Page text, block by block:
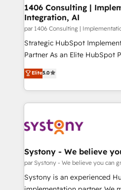
状整理の壁打ちなど、構想段
せください。
Revenue Operations -
Outbound Marketing -
Design & Development We empower our clients to
reach their full potential by
relationship-driven support. With over 300 HubSpot
technical know-how and
need to succeed.
1406 Consulting |
Integration, AI
par 1406 Consulting |
Strategic HubSpot
Partner As an Elite HubSpot Partner, 1406 Consulting
helps mid-market revenue
they sell, market, and serve.
HubSpot—we teach your
to help you keep winning. What We Do ⚙️ CRM
Data & Content 📈 Sales &
Agent Creation 🔄 Custom
Migration Why 1406 We become part of your team.
Your team learns while we
broke. Built for mid-market
Elite5.0
Systony - We believe
par Systony - We believe you can
Systony is an experienced